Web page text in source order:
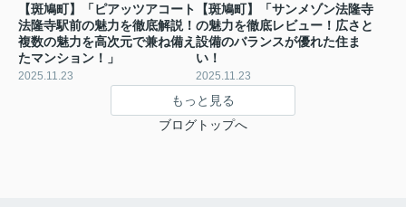
【斑鳩町】「ピアッツアコート
法隆寺駅前の魅力を徹底解説！
複数の魅力を高次元で兼ね備え
たマンション！」
2025.11.23
【斑鳩町】「サンメゾン法隆寺
の魅力を徹底レビュー！広さと
設備のバランスが優れた住ま
い！
2025.11.23
もっと見る
ブログトップへ